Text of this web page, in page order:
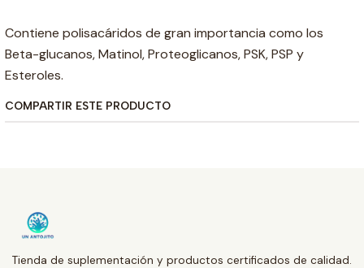
Contiene polisacáridos de gran importancia como los
Beta-glucanos, Matinol, Proteoglicanos, PSK, PSP y
Esteroles.
COMPARTIR ESTE PRODUCTO
Tienda de suplementación y productos certificados de calidad.